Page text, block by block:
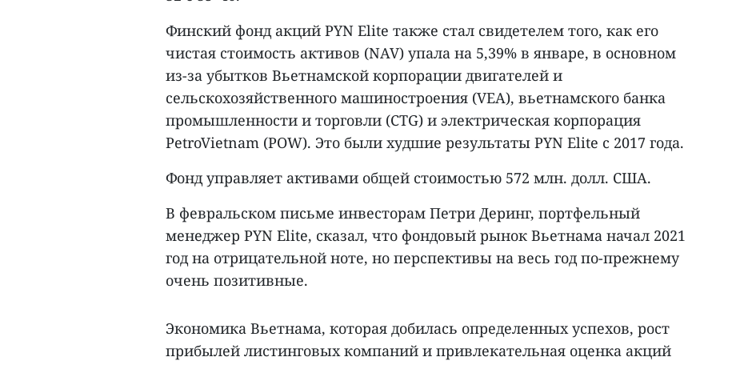
Финский фонд акций PYN Elite также стал свидетелем того, как его
чистая стоимость активов (NAV) упала на 5,39% в январе, в основном
из-за убытков Вьетнамской корпорации двигателей и
сельскохозяйственного машиностроения (VEA), вьетнамского банка
промышленности и торговли (CTG) и электрическая корпорация
PetroVietnam (POW). Это были худшие результаты PYN Elite с 2017 года.
Фонд управляет активами общей стоимостью 572 млн. долл. США.
В февральском письме инвесторам Петри Деринг, портфельный
менеджер PYN Elite, сказал, что фондовый рынок Вьетнама начал 2021
год на отрицательной ноте, но перспективы на весь год по-прежнему
очень позитивные.
Экономика Вьетнама, которая добилась определенных успехов, рост
прибылей листинговых компаний и привлекательная оценка акций